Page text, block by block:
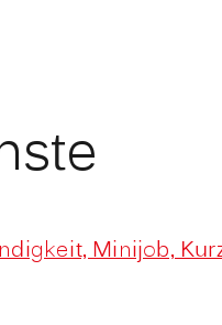
Minijob,